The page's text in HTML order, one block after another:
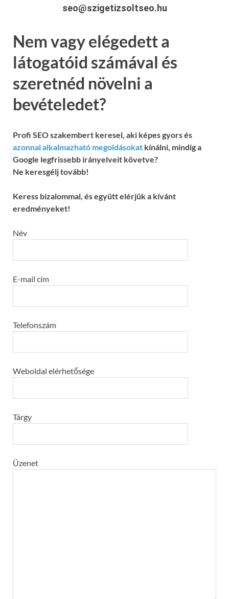
seo@szigetizsoltseo.hu
Nem vagy elégedett a
látogatóid számával és
szeretnéd növelni a
bevételedet?
Profi SEO szakembert keresel, aki képes gyors és
azonnal alkalmazható megoldásokat kínálni, mindig a
Google legfrissebb irányelveit követve?
Ne keresgélj tovább!
Keress bizalommal, és együtt elérjük a kívánt
eredményeket!
Név
E-mail cím
Telefonszám
Weboldal elérhetősége
Tárgy
Üzenet